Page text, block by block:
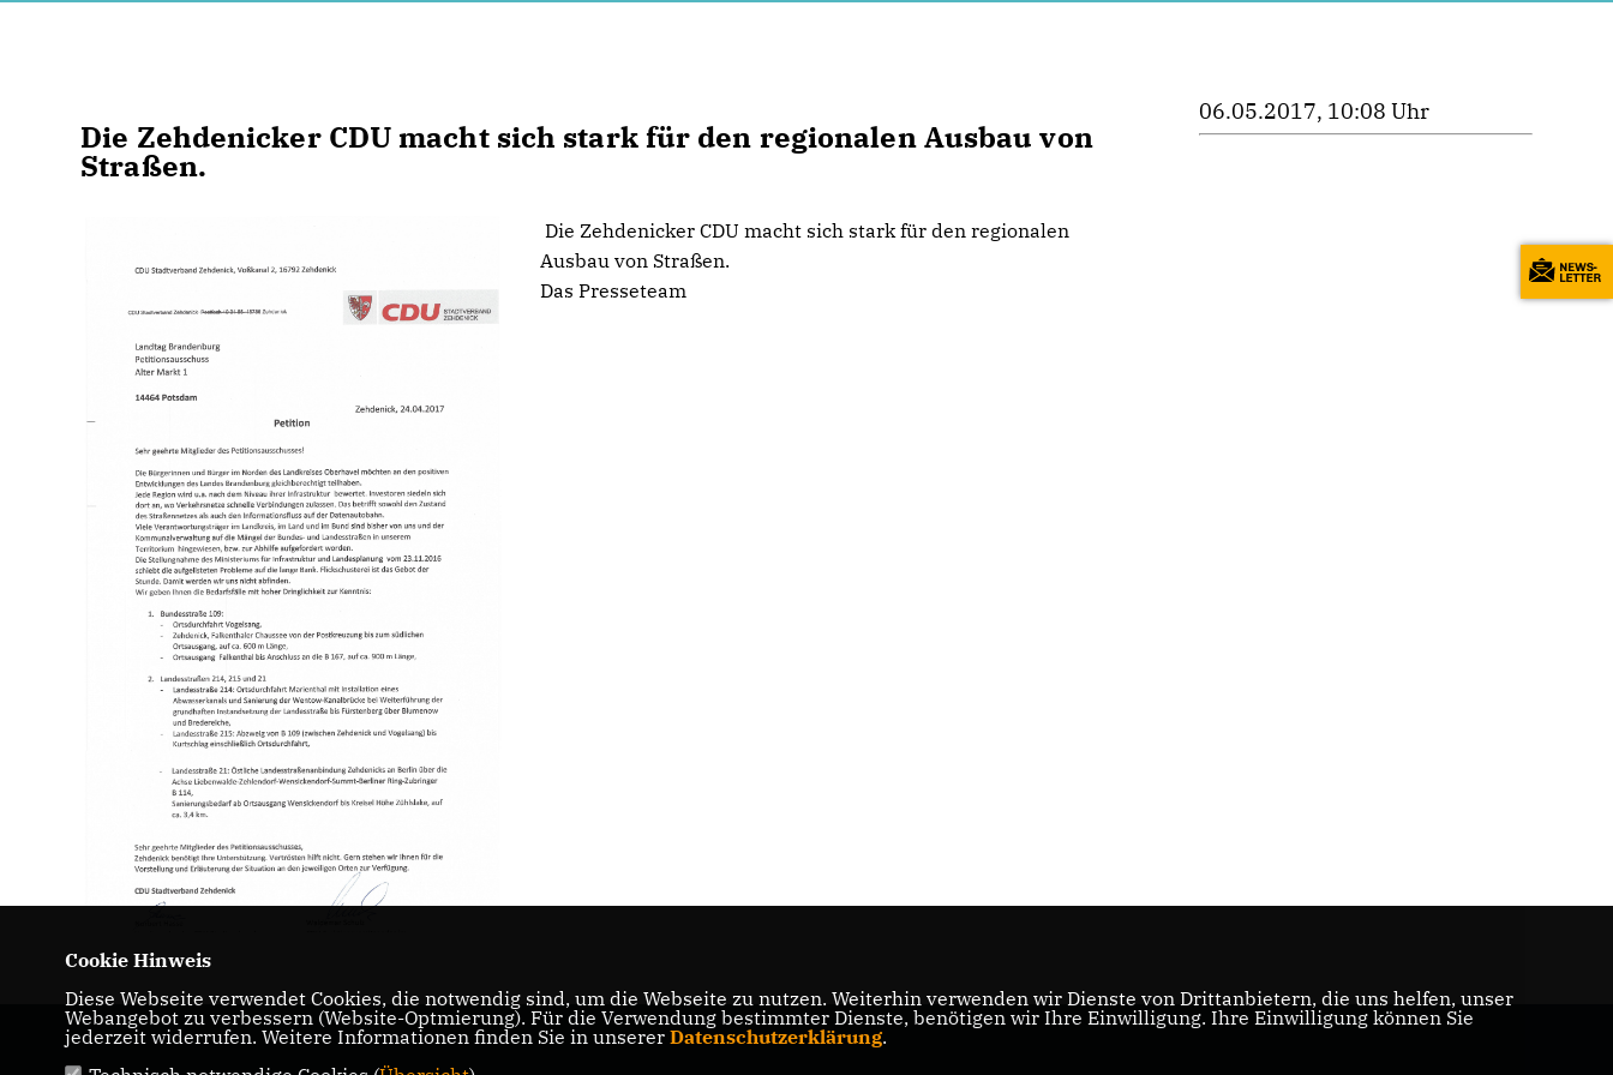
Die Zehdenicker CDU macht sich stark für den regionalen Ausbau von
Straßen.
Die Zehdenicker CDU macht sich stark für den regionalen
Ausbau von Straßen.
Das Presseteam
06.05.2017, 10:08 Uhr
Cookie Hinweis
Diese Webseite verwendet Cookies, die notwendig sind, um die Webseite zu nutzen. Weiterhin verwenden wir Dienste von Drittanbietern, die uns helfen, unser
Webangebot zu verbessern (Website-Optmierung). Für die Verwendung bestimmter Dienste, benötigen wir Ihre Einwilligung. Ihre Einwilligung können Sie
jederzeit widerrufen. Weitere Informationen finden Sie in unserer Datenschutzerklärung.